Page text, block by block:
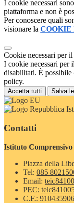
I cookie necessari
piattaforma e non è
Per conoscere quali
visionare la COOKIE
Cookie necessari per
I cookie necessari per
disabilitati. È possibile
policy.
Accetta tutti Salva
Contatti
Istituto
Piazza della
Tel: 085
Email:
PEC:
C.F.: